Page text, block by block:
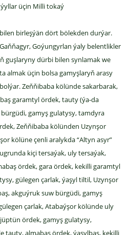
üçin Milli tokaý
birleşýän dört bölekden durýar.
Goýungyrlan ýaly belentlikler
guşlaryny dürbi bilen synlamak we
almak üçin bolsa gamyşlaryň arasy
Zeňňibaba kölünde sakarbarak,
garamtyl ördek, tauty (ýa-da
gamyş gulatysy, tamdyra
Zeňňibaba kölünden Uzynşor
kölüne çenli aralykda “Altyn asyr”
kiçi tersaýak, uly tersaýak,
ördek, gara ördek, kekilli garamtyl
gülegen çarlak, ýaşyl tiltil, Uzynşor
akguýruk suw bürgüdi, gamyş
çarlak, Atabaýşor kölünde uly
ördek, gamyş gulatysy,
tauty, almabaş ördek, ýaşylbaş, kekilli